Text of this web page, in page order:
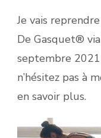
Je vais
De Gasquet®
septembre
n’hésitez pas à
en savoir plus.